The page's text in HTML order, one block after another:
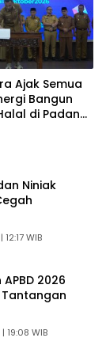
Ajak Semua
Bangun
di Padang
Niniak
WIB
2026
Tantangan
WIB